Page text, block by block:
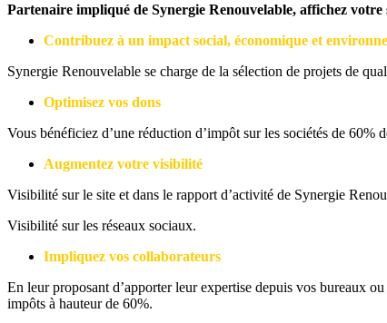
Partenaire impliqué de Synergie Renouvelable, affichez
Contribuez à un impact social, économique et
Synergie Renouvelable se charge de la sélection de projets de
Optimisez vos dons
Vous bénéficiez d’une réduction d’impôt sur les sociétés de
Augmentez votre visibilité
Visibilité sur le site et dans le rapport d’activité de Synergie
Visibilité sur les réseaux sociaux.
Impliquez vos collaborateurs
En leur proposant d’apporter leur expertise depuis vos bureaux
impôts à hauteur de 60%.